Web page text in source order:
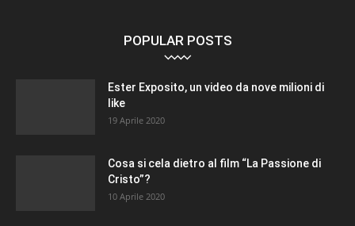
POPULAR POSTS
Ester Exposito, un video da nove milioni di
like
19 Aprile 2020
Cosa si cela dietro al film “La Passione di
Cristo”?
10 Aprile 2020